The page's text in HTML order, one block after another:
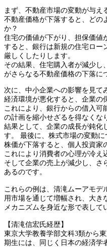
まず、不動産市場の変動が与え
不動産価格が下落すると、どの
か？
住宅の価値が下がり、担保価値
すると、銀行は新規の住宅ロー
厳しくしたりします。
その結果、住宅購入者が減少し
がさらなる不動産価格の下落に
次に、中小企業への影響を見て
経済環境が悪化すると、企業の
これにより、銀行からの借入可
の計画を縮小せざるを得なくな
結果として、企業の成長が鈍化
す。 最後に、株式市場の変動に
株価が下落すると、個人投資家
これにより消費者の心理が冷え
そして企業の売上が減少し、さ
あるのです。
これらの例は、清滝ムーアモデ
用市場を通じて増幅され、大き
メカニズムを身近な形で表して
【清滝信宏氏経歴】
東京大学教養学部文科3類から
期生には、同じく日本の経済学